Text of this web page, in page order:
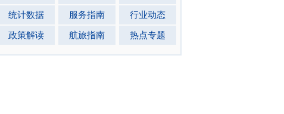
统计数据
服务指南
行业动态
政策解读
航旅指南 热点专题